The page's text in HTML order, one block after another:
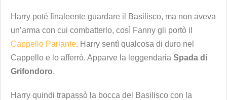
Harry poté finaleente guardare il Basilisco, ma non aveva
un’arma con cui combatterlo, così Fanny gli portò il
Cappello Parlante. Harry sentì qualcosa di duro nel
Cappello e lo afferrò. Apparve la leggendaria Spada di
Grifondoro.
Harry quindi trapassò la bocca del Basilisco con la